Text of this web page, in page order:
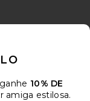
10% DE
amiga estilosa.